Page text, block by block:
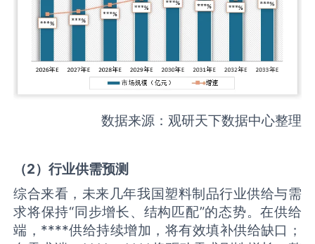
数据来源：观研天下数据中心整理
（2）行业供需预测
综合来看，未来几年我国塑料制品行业供给与需
求将保持“同步增长、结构匹配”的态势。在供给
端，****供给持续增加，将有效填补供给缺口；